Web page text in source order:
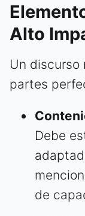
Alto
Un discurso
partes
Debe
de